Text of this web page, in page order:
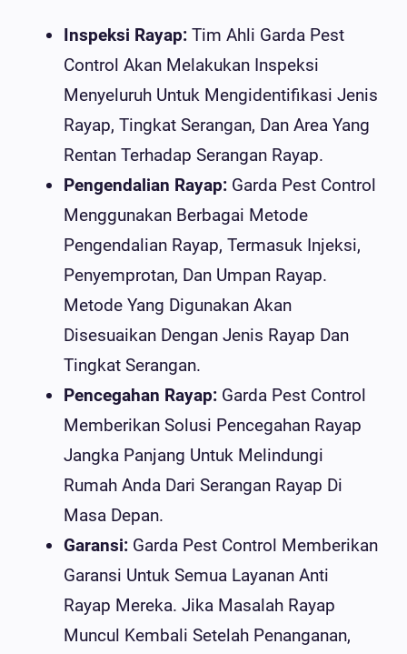
Inspeksi Rayap: Tim Ahli Garda Pest
Control Akan Melakukan Inspeksi
Menyeluruh Untuk Mengidentifikasi Jenis
Rayap, Tingkat Serangan, Dan Area Yang
Rentan Terhadap Serangan Rayap.
Pengendalian Rayap: Garda Pest Control
Menggunakan Berbagai Metode
Pengendalian Rayap, Termasuk Injeksi,
Penyemprotan, Dan Umpan Rayap.
Metode Yang Digunakan Akan
Disesuaikan Dengan Jenis Rayap Dan
Tingkat Serangan.
Pencegahan Rayap: Garda Pest Control
Memberikan Solusi Pencegahan Rayap
Jangka Panjang Untuk Melindungi
Rumah Anda Dari Serangan Rayap Di
Masa Depan.
Garansi: Garda Pest Control Memberikan
Garansi Untuk Semua Layanan Anti
Rayap Mereka. Jika Masalah Rayap
Muncul Kembali Setelah Penanganan,